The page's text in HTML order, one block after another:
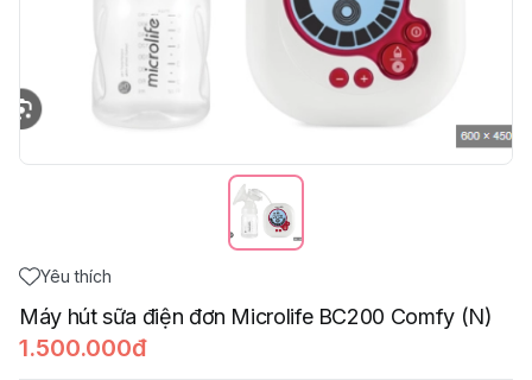
Yêu thích
Máy hút sữa điện đơn Microlife BC200 Comfy (N)
1.500.000đ